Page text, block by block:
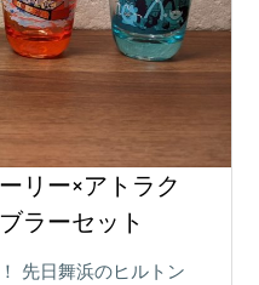
リー×アトラク
ラーセット
先日舞浜のヒルトン